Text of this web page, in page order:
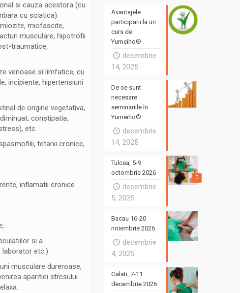
si cauza acestora (cu
cu sciatica):
miofascite,
musculare, hipotrofii
traumatice,
venoase si limfatice, cu
incipiente, hipertensiuni
de origine vegetativa,
constipatia,
etc.
tetanii cronice,
inflamatii cronice
si a
laborator etc.).
musculare dureroase,
aparitiei stresului
Avantajele
participarii la un
curs de
Yumeiho®
decembrie
14, 2025
De ce sunt
necesare
seminariile în
Yumeiho®
decembrie
14, 2025
0
Tulcea, 5-9
octombrie 2026
decembrie
5, 2025
Bacau 16-20
noiembrie 2026
decembrie
4, 2025
Galati, 7-11
decembrie 2026